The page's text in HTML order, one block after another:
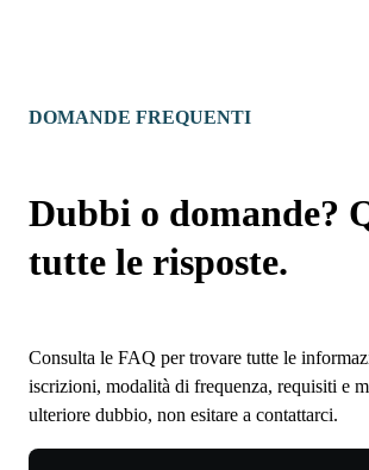
DOMANDE FREQUENTI
Dubbi o domande?
tutte le risposte.
Consulta le FAQ per trovare tutte le
iscrizioni, modalità di frequenza, requisiti e
ulteriore dubbio, non esitare a contattarci.